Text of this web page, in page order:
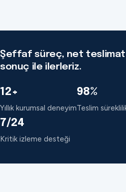
Şeffaf süreç, net teslimat
sonuç ile ilerleriz.
12+
Yıllık kurumsal deneyim
98%
Teslim
7/24
Kritik izleme desteği